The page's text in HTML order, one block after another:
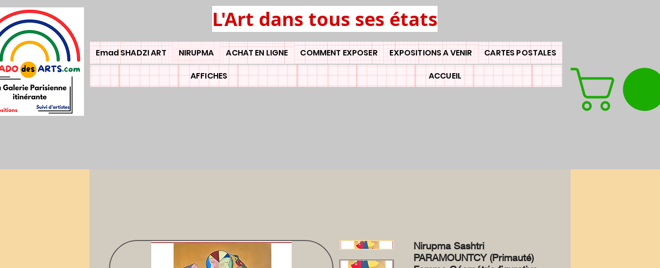
L'Art dans tous ses états
Emad SHADZI ART NIRUPMA ACHAT EN LIGNE COMMENT EXPOSER EXPOSITIONS A VENIR CARTES POSTALES
AFFICHES ACCUEIL
Nirupma Sashtri
PARAMOUNTCY (Primauté)